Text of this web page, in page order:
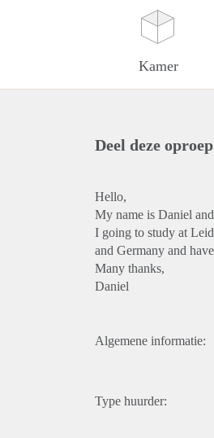
Kamer
Deel deze
Hello,
My name is Daniel
I going to study at
and Germany and
Many thanks,
Daniel
Algemene informatie:
Type huurder: